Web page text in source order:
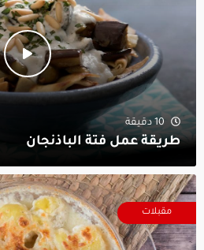
10 دقيقة
طريقة عمل فتة الباذنجان
مقبلات